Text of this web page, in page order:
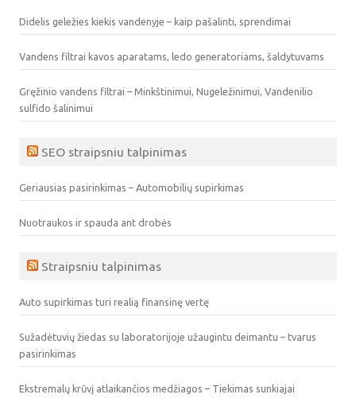
Didelis geležies kiekis vandenyje – kaip pašalinti, sprendimai
Vandens filtrai kavos aparatams, ledo generatoriams, šaldytuvams
Gręžinio vandens filtrai – Minkštinimui, Nugeležinimui, Vandenilio
sulfido šalinimui
SEO straipsniu talpinimas
Geriausias pasirinkimas – Automobilių supirkimas
Nuotraukos ir spauda ant drobės
Straipsniu talpinimas
Auto supirkimas turi realią finansinę vertę
Sužadėtuvių žiedas su laboratorijoje užaugintu deimantu – tvarus
pasirinkimas
Ekstremalų krūvį atlaikančios medžiagos – Tiekimas sunkiajai